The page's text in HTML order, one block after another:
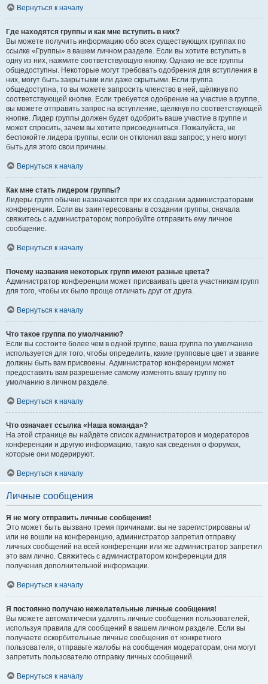
Вернуться к началу
Где находятся группы и как мне вступить в них?
Вы можете получить информацию обо всех существующих группах по
ссылке «Группы» в вашем личном разделе. Если вы хотите вступить в
одну из них, нажмите соответствующую кнопку. Однако не все группы
общедоступны. Некоторые могут требовать одобрения для вступления в
них, могут быть закрытыми или даже скрытыми. Если группа
общедоступна, то вы можете запросить членство в ней, щёлкнув по
соответствующей кнопке. Если требуется одобрение на участие в группе,
вы можете отправить запрос на вступление, щёлкнув по соответствующей
кнопке. Лидер группы должен будет одобрить ваше участие в группе и
может спросить, зачем вы хотите присоединиться. Пожалуйста, не
беспокойте лидера группы, если он отклонил ваш запрос; у него могут
быть для этого свои причины.
Вернуться к началу
Как мне стать лидером группы?
Лидеры групп обычно назначаются при их создании администраторами
конференции. Если вы заинтересованы в создании группы, сначала
свяжитесь с администратором; попробуйте отправить ему личное
сообщение.
Вернуться к началу
Почему названия некоторых групп имеют разные цвета?
Администратор конференции может присваивать цвета участникам групп
для того, чтобы их было проще отличать друг от друга.
Вернуться к началу
Что такое группа по умолчанию?
Если вы состоите более чем в одной группе, ваша группа по умолчанию
используется для того, чтобы определить, какие групповые цвет и звание
должны быть вам присвоены. Администратор конференции может
предоставить вам разрешение самому изменять вашу группу по
умолчанию в личном разделе.
Вернуться к началу
Что означает ссылка «Наша команда»?
На этой странице вы найдёте список администраторов и модераторов
конференции и другую информацию, такую как сведения о форумах,
которые они модерируют.
Вернуться к началу
Личные сообщения
Я не могу отправить личные сообщения!
Это может быть вызвано тремя причинами: вы не зарегистрированы и/
или не вошли на конференцию, администратор запретил отправку
личных сообщений на всей конференции или же администратор запретил
это вам лично. Свяжитесь с администратором конференции для
получения дополнительной информации.
Вернуться к началу
Я постоянно получаю нежелательные личные сообщения!
Вы можете автоматически удалять личные сообщения пользователей,
используя правила для сообщений в вашем личном разделе. Если вы
получаете оскорбительные личные сообщения от конкретного
пользователя, отправьте жалобы на сообщения модераторам; они могут
запретить пользователю отправку личных сообщений.
Вернуться к началу